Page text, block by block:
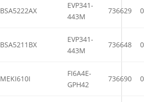
BSA5222AX
EVP341-
443M
736629
BSA5211BX
EVP341-
443M
736648
MEKI610I
FI6A4E-
GPH42
736690